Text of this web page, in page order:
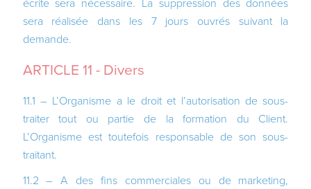
sera réalisée dans les 7 jours ouvrés suivant la
demande.
ARTICLE 11 - Divers
11.1 – L’Organisme a le droit et l’autorisation de sous-
traiter tout ou partie de la formation du Client.
L’Organisme est toutefois responsable de son sous-
traitant.
11.2 – A des fins commerciales ou de marketing,